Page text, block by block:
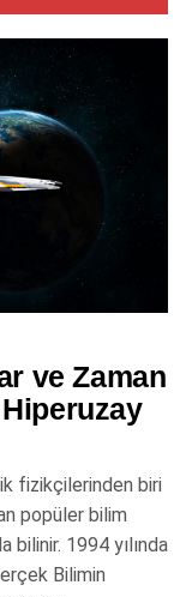
ve Zaman
fizikçilerinden biri
popüler bilim
bilinir. 1994 yılında
Bilimin